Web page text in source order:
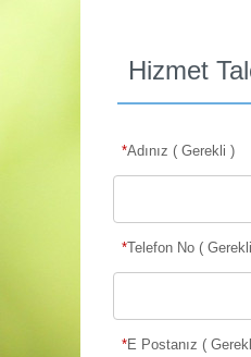
Hizmet
*Adınız ( Gerekli )
*Telefon No (
*E Postanız (